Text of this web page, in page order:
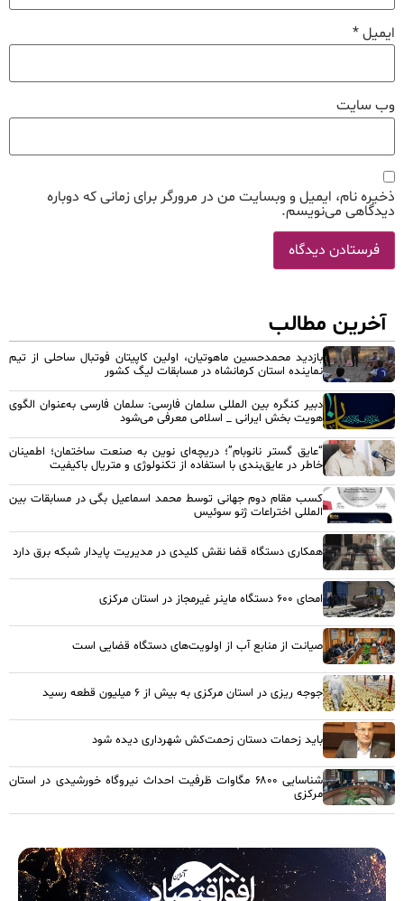
ایمیل*
وب‌ سایت
ذخیره نام، ایمیل و وبسایت من در مرورگر برای زمانی که دوباره
دیدگاهی می‌نویسم.
آخرین مطالب
بازدید محمدحسین ماهوتیان، اولین کاپیتان فوتبال ساحلی از تیم
نماینده استان کرمانشاه در مسابقات لیگ کشور
دبیر کنگره بین المللی سلمان فارسی: سلمان فارسی به‌عنوان الگوی
هویت بخش ایرانی _ اسلامی معرفی می‌شود
“عایق گستر نانوبام”؛ دریچه‌ای نوین به صنعت ساختمان؛ اطمینان
خاطر در عایق‌بندی با استفاده از تکنولوژی و متریال باکیفیت
کسب مقام دوم جهانی توسط محمد اسماعیل بگی در مسابقات بین
المللی اختراعات ژنو سوئیس
همکاری دستگاه قضا نقش کلیدی در مدیریت پایدار شبکه برق دارد
امحای ۶۰۰ دستگاه ماینر غیرمجاز در استان مرکزی
صیانت از منابع آب از اولویت‌های دستگاه قضایی است
جوجه ریزی در استان مرکزی به بیش از ۶ میلیون قطعه رسید
باید زحمات دستان زحمت‌کش شهرداری دیده شود
شناسایی ۶۸۰۰ مگاوات ظرفیت احداث نیروگاه خورشیدی در استان
مرکزی